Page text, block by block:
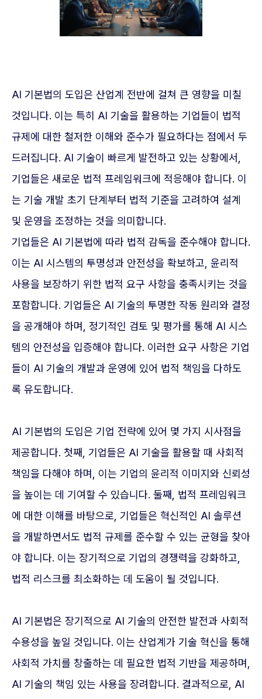
AI 기본법의 도입은 산업계 전반에 걸쳐 큰 영향을 미칠
것입니다. 이는 특히 AI 기술을 활용하는 기업들이 법적
규제에 대한 철저한 이해와 준수가 필요하다는 점에서 두
드러집니다. AI 기술이 빠르게 발전하고 있는 상황에서,
기업들은 새로운 법적 프레임워크에 적응해야 합니다. 이
는 기술 개발 초기 단계부터 법적 기준을 고려하여 설계
및 운영을 조정하는 것을 의미합니다.
기업들은 AI 기본법에 따라 법적 감독을 준수해야 합니다.
이는 AI 시스템의 투명성과 안전성을 확보하고, 윤리적
사용을 보장하기 위한 법적 요구 사항을 충족시키는 것을
포함합니다. 기업들은 AI 기술의 투명한 작동 원리와 결정
을 공개해야 하며, 정기적인 검토 및 평가를 통해 AI 시스
템의 안전성을 입증해야 합니다. 이러한 요구 사항은 기업
들이 AI 기술의 개발과 운영에 있어 법적 책임을 다하도
록 유도합니다.
AI 기본법의 도입은 기업 전략에 있어 몇 가지 시사점을
제공합니다. 첫째, 기업들은 AI 기술을 활용할 때 사회적
책임을 다해야 하며, 이는 기업의 윤리적 이미지와 신뢰성
을 높이는 데 기여할 수 있습니다. 둘째, 법적 프레임워크
에 대한 이해를 바탕으로, 기업들은 혁신적인 AI 솔루션
을 개발하면서도 법적 규제를 준수할 수 있는 균형을 찾아
야 합니다. 이는 장기적으로 기업의 경쟁력을 강화하고,
법적 리스크를 최소화하는 데 도움이 될 것입니다.
AI 기본법은 장기적으로 AI 기술의 안전한 발전과 사회적
수용성을 높일 것입니다. 이는 산업계가 기술 혁신을 통해
사회적 가치를 창출하는 데 필요한 법적 기반을 제공하며,
AI 기술의 책임 있는 사용을 장려합니다. 결과적으로, AI